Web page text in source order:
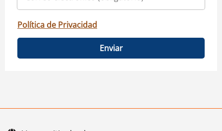
Política de Privacidad
Enviar